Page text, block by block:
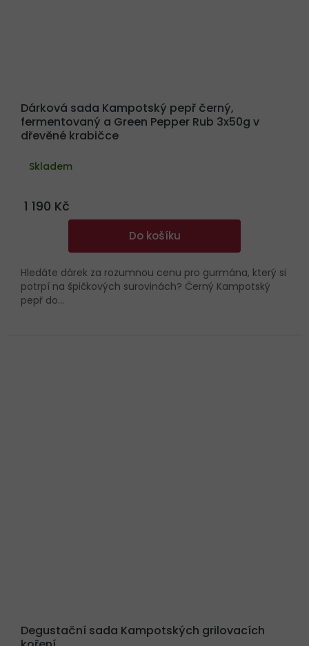
Dárková sada Kampotský pepř černý,
fermentovaný a Green Pepper Rub 3x50g v
dřevěné krabičce
Skladem
1 190 Kč
Do košíku
Hledáte dárek za rozumnou cenu pro gurmána, který si
potrpí na špičkových surovinách? Černý Kampotský
pepř do...
Degustační sada Kampotských grilovacích